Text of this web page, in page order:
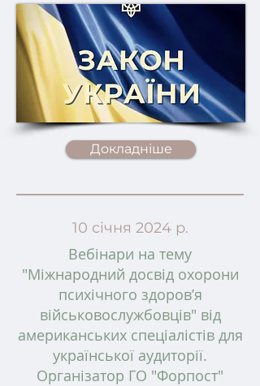
Докладніше
10 січня 2024 р.
Вебінари на тему
"Міжнародний досвід охорони
психічного здоровʼя
військовослужбовців" від
американських спеціалістів для
української аудиторії.
Організатор ГО "Форпост"